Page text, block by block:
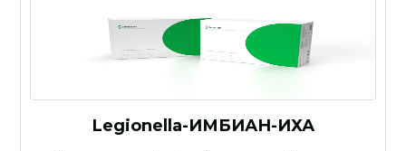
Legionella-ИМБИАН-ИХА